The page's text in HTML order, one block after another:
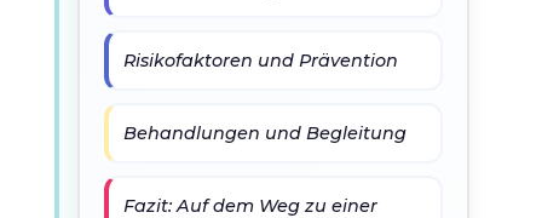
Risikofaktoren und Prävention
Behandlungen und Begleitung
Fazit: Auf dem Weg zu einer